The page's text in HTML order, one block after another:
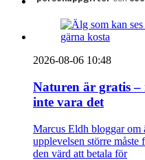
2026-08-06 10:48
Naturen är gratis –
inte vara det
Marcus Eldh bloggar om
upplevelsen större måste
den värd att betala för